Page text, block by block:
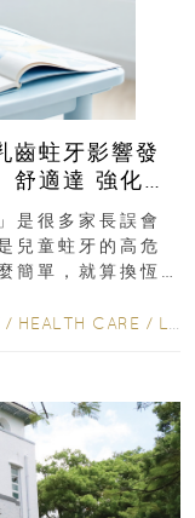
齒蛀牙影響發
是很多家長誤會
兒童蛀牙的高危
簡單，就算換恆
/ HEALTH CARE / LIFESTYLE